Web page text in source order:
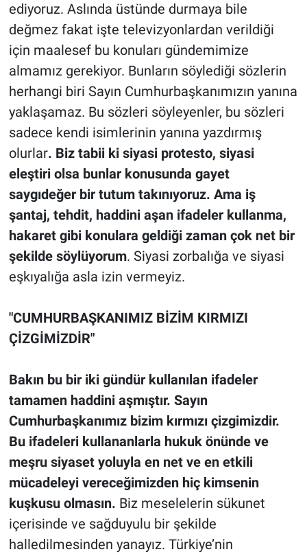
ediyoruz. Aslında üstünde durmaya bile
değmez fakat işte televizyonlardan verildiği
için maalesef bu konuları gündemimize
almamız gerekiyor. Bunların söylediği sözlerin
herhangi biri Sayın Cumhurbaşkanımızın yanına
yaklaşamaz. Bu sözleri söyleyenler, bu sözleri
sadece kendi isimlerinin yanına yazdırmış
olurlar. Biz tabii ki siyasi protesto, siyasi
eleştiri olsa bunlar konusunda gayet
saygıdeğer bir tutum takınıyoruz. Ama iş
şantaj, tehdit, haddini aşan ifadeler kullanma,
hakaret gibi konulara geldiği zaman çok net bir
şekilde söylüyorum. Siyasi zorbalığa ve siyasi
eşkıyalığa asla izin vermeyiz.
"CUMHURBAŞKANIMIZ BİZİM KIRMIZI
ÇİZGİMİZDİR"
Bakın bu bir iki gündür kullanılan ifadeler
tamamen haddini aşmıştır. Sayın
Cumhurbaşkanımız bizim kırmızı çizgimizdir.
Bu ifadeleri kullananlarla hukuk önünde ve
meşru siyaset yoluyla en net ve en etkili
mücadeleyi vereceğimizden hiç kimsenin
kuşkusu olmasın. Biz meselelerin sükunet
içerisinde ve sağduyulu bir şekilde
halledilmesinden yanayız. Türkiye’nin